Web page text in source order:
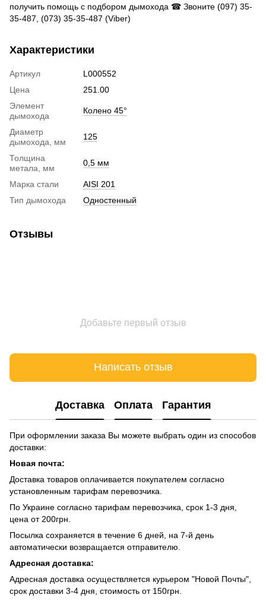
получить помощь с подбором дымохода ☎ Звоните (097) 35-
35-487, (073) 35-35-487 (Viber)
Характеристики
Артикул
L000552
Цена
251.00
Элемент
дымохода
Колено 45°
Диаметр
дымохода, мм
125
Толщина
метала, мм
0,5 мм
Марка стали
AISI 201
Тип дымохода
Одностенный
Отзывы
Добавьте первый отзыв
Написать отзыв
Доставка Оплата Гарантия
При оформлении заказа Вы можете выбрать один из способов
доставки:
Новая почта:
Доставка товаров оплачивается покупателем согласно
установленным тарифам перевозчика.
По Украине согласно тарифам перевозчика, срок 1-3 дня,
цена от 200грн.
Посылка сохраняется в течение 6 дней, на 7-й день
автоматически возвращается отправителю.
Адресная доставка:
Адресная доставка осуществляется курьером "Новой Почты",
срок доставки 3-4 дня, стоимость от 150грн.